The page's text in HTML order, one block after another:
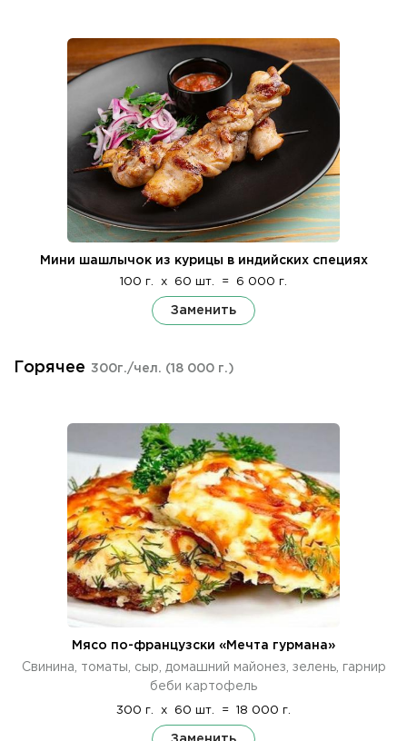
Мини шашлычок из курицы в индийских специях
100 г. x 60 шт. = 6 000 г.
Заменить
Горячее 300г./чел. (18 000 г.)
Мясо по-французски «Мечта гурмана»
Свинина, томаты, сыр, домашний майонез, зелень, гарнир
беби картофель
300 г. x 60 шт. = 18 000 г.
Заменить